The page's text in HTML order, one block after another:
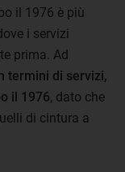
il 1976 è più
i servizi
prima. Ad
termini di servizi,
il 1976, dato che
di cintura a